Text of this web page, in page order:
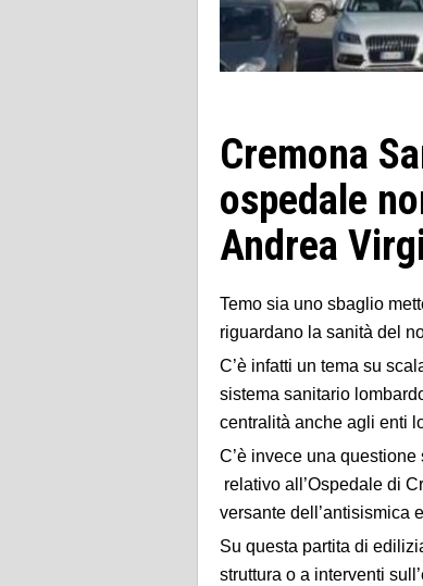
Cremona
ospedale
Andrea
Temo sia uno sbaglio
riguardano la sanità del
C’è infatti un tema su
sistema sanitario
centralità anche agli enti
C’è invece una
relativo all’Ospedale di
versante dell’antisismica
Su questa partita di
struttura o a interventi